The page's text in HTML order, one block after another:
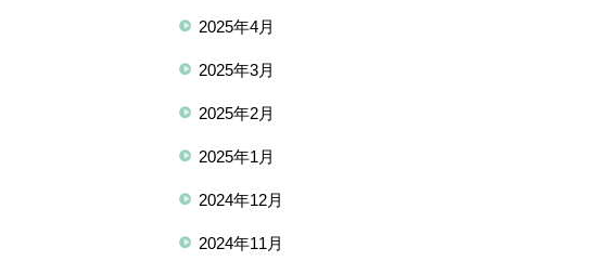
2025年4月
2025年3月
2025年2月
2025年1月
2024年12月
2024年11月